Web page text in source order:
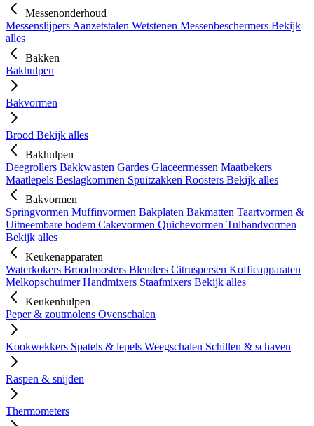
Messenonderhoud
Messenslijpers Aanzetstalen Wetstenen Messenbeschermers Bekijk
alles
Bakken
Bakhulpen
Bakvormen
Brood Bekijk alles
Bakhulpen
Deegrollers Bakkwasten Gardes Glaceermessen Maatbekers
Maatlepels Beslagkommen Spuitzakken Roosters Bekijk alles
Bakvormen
Springvormen Muffinvormen Bakplaten Bakmatten Taartvormen &
Uitneembare bodem Cakevormen Quichevormen Tulbandvormen
Bekijk alles
Keukenapparaten
Waterkokers Broodroosters Blenders Citruspersen Koffieapparaten
Melkopschuimer Handmixers Staafmixers Bekijk alles
Keukenhulpen
Peper & zoutmolens Ovenschalen
Kookwekkers Spatels & lepels Weegschalen Schillen & schaven
Raspen & snijden
Thermometers